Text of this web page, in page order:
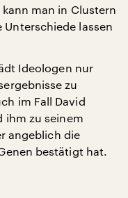
man in Clustern
Unterschiede lassen
Ideologen nur
zu
im Fall David
ihm zu seinem
angeblich die
bestätigt hat.